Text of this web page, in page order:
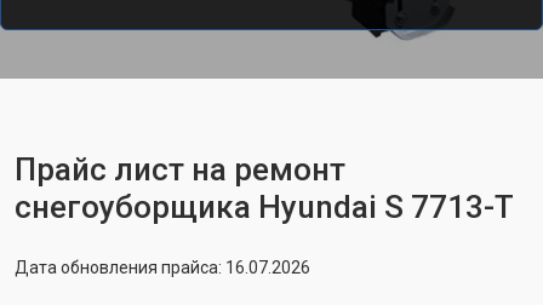
Прайс лист на ремонт
снегоуборщика Hyundai S 7713-T
Дата обновления прайса: 16.07.2026